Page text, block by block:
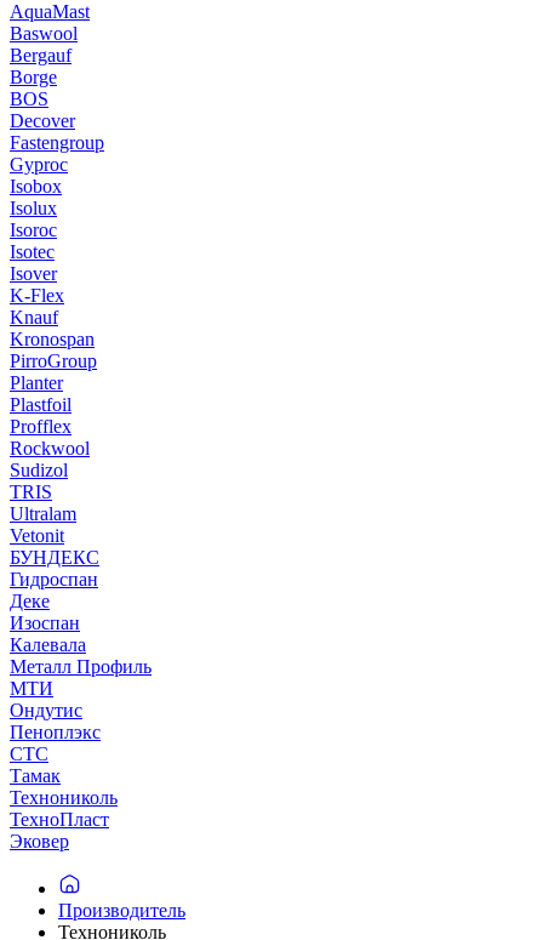
AquaMast
Baswool
Bergauf
Borge
BOS
Decover
Fastengroup
Gyproc
Isobox
Isolux
Isoroc
Isotec
Isover
K-Flex
Knauf
Kronospan
PirroGroup
Planter
Plastfoil
Profflex
Rockwool
Sudizol
TRIS
Ultralam
Vetonit
БУНДЕКС
Гидроспан
Деке
Изоспан
Калевала
Металл Профиль
МТИ
Ондутис
Пеноплэкс
СТС
Тамак
Технониколь
ТехноПласт
Эковер
Производитель
Технониколь